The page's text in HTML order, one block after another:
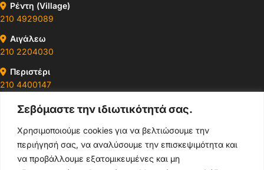
Σεβόμαστε την ιδιωτικότητά σας.
Χρησιμοποιούμε cookies για να βελτιώσουμε την
περιήγησή σας, να αναλύσουμε την επισκεψιμότητα και
να προβάλλουμε εξατομικευμένες και μη
Ρέντη (Village)
210 4929089
Αιγάλεω
210 2204030
Περιστέρι
210 4400147
Ωράρια & Διευθύνσεις →
210 4929089